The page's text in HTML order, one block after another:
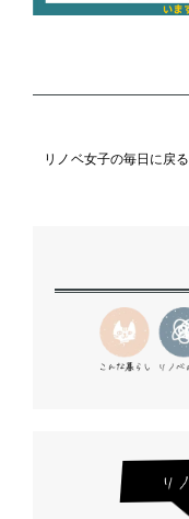
リノベ女子の毎日に戻る